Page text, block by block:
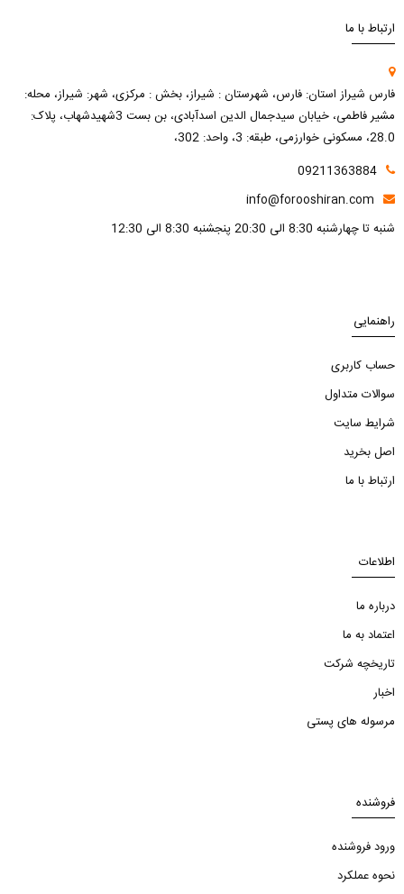
ارتباط با ما
فارس شیراز استان: فارس، شهرستان : شیراز، بخش : مرکزی، شهر: شیراز، محله:
مشیر فاطمی، خیابان سیدجمال الدین اسدآبادی، بن بست 3شهیدشهاب، پلاک:
28.0، مسکونی خوارزمی، طبقه: 3، واحد: 302،
09211363884
info@forooshiran.com
شنبه تا چهارشنبه 8:30 الی 20:30 پنجشنبه 8:30 الی 12:30
راهنمایی
حساب کاربری
سوالات متداول
شرایط سایت
اصل بخرید
ارتباط با ما
اطلاعات
درباره ما
اعتماد به ما
تاریخچه شرکت
اخبار
مرسوله های پستی
فروشنده
ورود فروشنده
نحوه عملکرد